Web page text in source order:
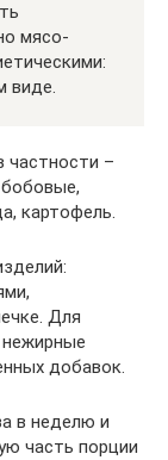
мясо-
виде.
частности –
картофель.
Для
добавок.
в неделю и
часть порции